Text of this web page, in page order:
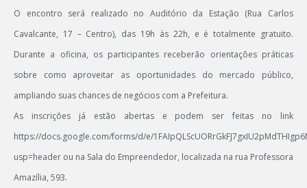
O encontro será realizado no Auditório da Estação (Rua Carlos
Cavalcante, 17 – Centro), das 19h às 22h, e é totalmente gratuito.
Durante a oficina, os participantes receberão orientações práticas
sobre como aproveitar as oportunidades do mercado público,
ampliando suas chances de negócios com a Prefeitura.
As inscrições já estão abertas e podem ser feitas no link
https://docs.google.com/forms/d/e/
usp=header ou na Sala do Empreendedor, localizada na rua Professora
Amazília, 593.